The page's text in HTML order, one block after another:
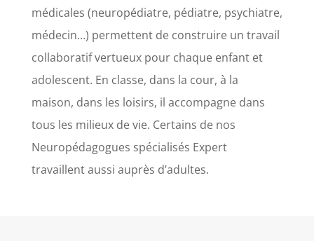
médicales (neuropédiatre, pédiatre, psychiatre,
médecin…) permettent de construire un travail
collaboratif vertueux pour chaque enfant et
adolescent. En classe, dans la cour, à la
maison, dans les loisirs, il accompagne dans
tous les milieux de vie. Certains de nos
Neuropédagogues spécialisés Expert
travaillent aussi auprès d’adultes.